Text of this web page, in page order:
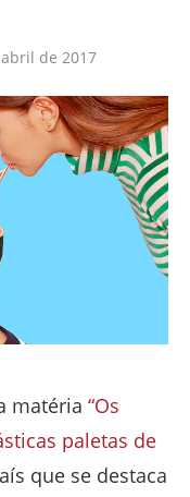
de 2017
matéria “Os
paletas de
que se destaca